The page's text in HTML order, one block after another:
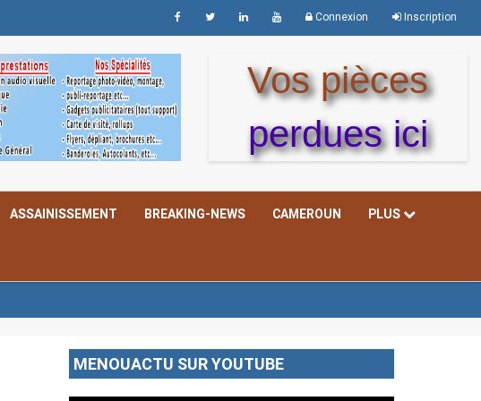
Connexion Inscription
Vos pièces
perdues ici
ASSAINISSEMENT BREAKING-NEWS CAMEROUN PLUS
MENOUACTU SUR YOUTUBE